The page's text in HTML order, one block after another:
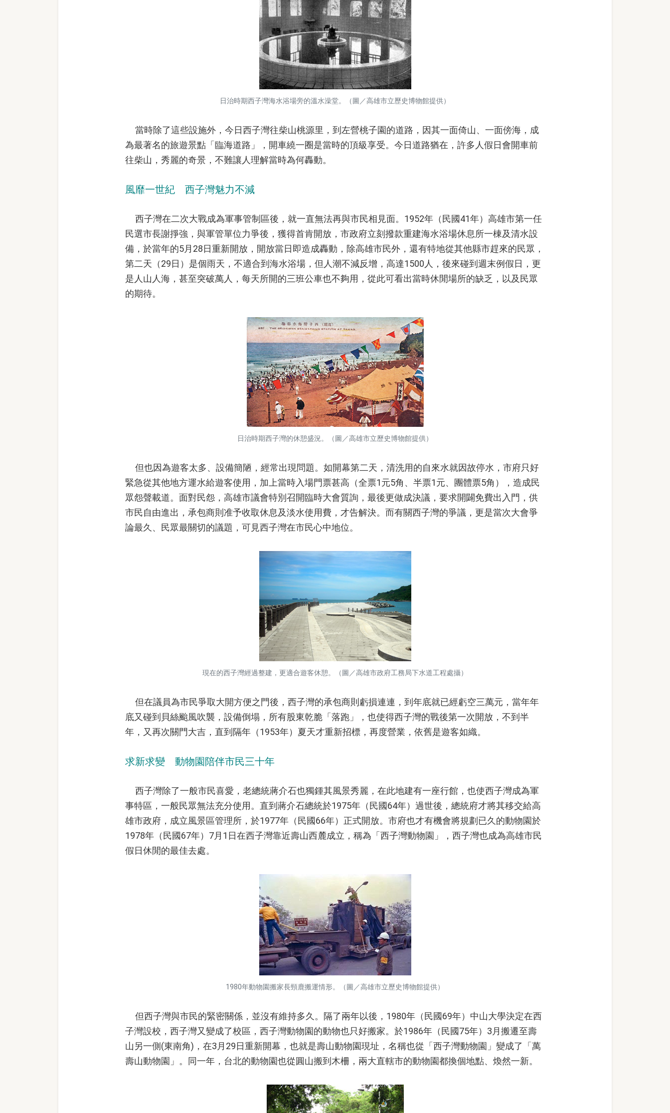
日治時期西子灣海水浴場旁的溫水澡堂。（圖／高雄市立歷史博物館提供）
當時除了這些設施外，今日西子灣往柴山桃源里，到左營桃子園的道路，因其一面倚山、一面傍海，成
為最著名的旅遊景點「臨海道路」，開車繞一圈是當時的頂級享受。今日道路猶在，許多人假日會開車前
往柴山，秀麗的奇景，不難讓人理解當時為何轟動。
風靡一世紀 西子灣魅力不減
西子灣在二次大戰成為軍事管制區後，就一直無法再與市民相見面。1952年（民國41年）高雄市第一任
民選市長謝掙強，與軍管單位力爭後，獲得首肯開放，市政府立刻撥款重建海水浴場休息所一棟及清水設
備，於當年的5月28日重新開放，開放當日即造成轟動，除高雄市民外，還有特地從其他縣市趕來的民眾，
第二天（29日）是個雨天，不適合到海水浴場，但人潮不減反增，高達1500人，後來碰到週末例假日，更
是人山人海，甚至突破萬人，每天所開的三班公車也不夠用，從此可看出當時休閒場所的缺乏，以及民眾
的期待。
日治時期西子灣的休憩盛況。（圖／高雄市立歷史博物館提供）
但也因為遊客太多、設備簡陋，經常出現問題。如開幕第二天，清洗用的自來水就因故停水，市府只好
緊急從其他地方運水給遊客使用，加上當時入場門票甚高（全票1元5角、半票1元、團體票5角），造成民
眾怨聲載道。面對民怨，高雄市議會特別召開臨時大會質詢，最後更做成決議，要求開闢免費出入門，供
市民自由進出，承包商則准予收取休息及淡水使用費，才告解決。而有關西子灣的爭議，更是當次大會爭
論最久、民眾最關切的議題，可見西子灣在市民心中地位。
現在的西子灣經過整建，更適合遊客休憩。（圖／高雄市政府工務局下水道工程處攝）
但在議員為市民爭取大開方便之門後，西子灣的承包商則虧損連連，到年底就已經虧空三萬元，當年年
底又碰到貝絲颱風吹襲，設備倒塌，所有股東乾脆「落跑」，也使得西子灣的戰後第一次開放，不到半
年，又再次關門大吉，直到隔年（1953年）夏天才重新招標，再度營業，依舊是遊客如織。
求新求變 動物園陪伴市民三十年
西子灣除了一般市民喜愛，老總統蔣介石也獨鍾其風景秀麗，在此地建有一座行館，也使西子灣成為軍
事特區，一般民眾無法充分使用。直到蔣介石總統於1975年（民國64年）過世後，總統府才將其移交給高
雄市政府，成立風景區管理所，於1977年（民國66年）正式開放。市府也才有機會將規劃已久的動物園於
1978年（民國67年）7月1日在西子灣靠近壽山西麓成立，稱為「西子灣動物園」，西子灣也成為高雄市民
假日休閒的最佳去處。
1980年動物園搬家長頸鹿搬運情形。（圖／高雄市立歷史博物館提供）
但西子灣與市民的緊密關係，並沒有維持多久。隔了兩年以後，1980年（民國69年）中山大學決定在西
子灣設校，西子灣又變成了校區，西子灣動物園的動物也只好搬家。於1986年（民國75年）3月搬遷至壽
山另一側(東南角)，在3月29日重新開幕，也就是壽山動物園現址，名稱也從「西子灣動物園」變成了「萬
壽山動物園」。同一年，台北的動物園也從圓山搬到木柵，兩大直轄市的動物園都換個地點、煥然一新。